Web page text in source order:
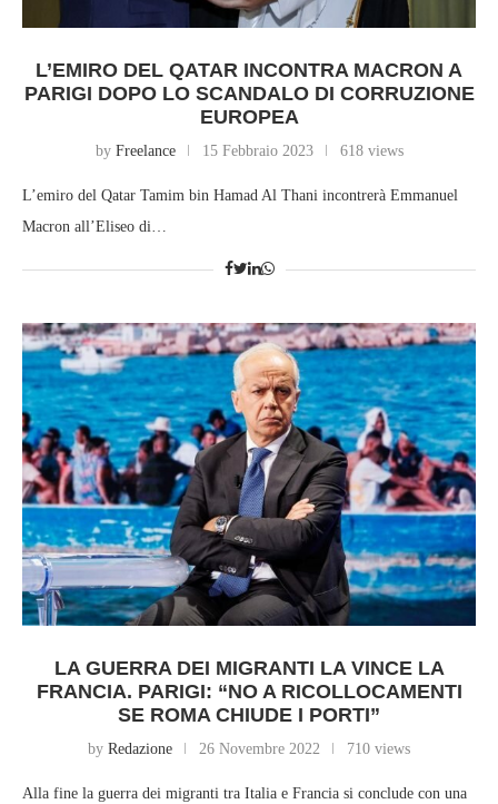
L’EMIRO DEL QATAR INCONTRA MACRON A
PARIGI DOPO LO SCANDALO DI CORRUZIONE
EUROPEA
by Freelance 15 Febbraio 2023 618 views
L’emiro del Qatar Tamim bin Hamad Al Thani incontrerà Emmanuel
Macron all’Eliseo di…
LA GUERRA DEI MIGRANTI LA VINCE LA
FRANCIA. PARIGI: “NO A RICOLLOCAMENTI
SE ROMA CHIUDE I PORTI”
by Redazione 26 Novembre 2022 710 views
Alla fine la guerra dei migranti tra Italia e Francia si conclude con una